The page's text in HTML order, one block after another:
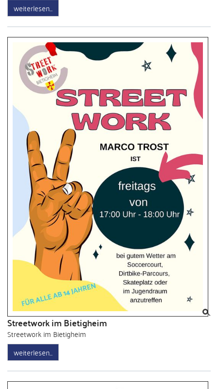
weiterlesen
Streetwork im Bietigheim
Streetwork im Bietigheim
weiterlesen